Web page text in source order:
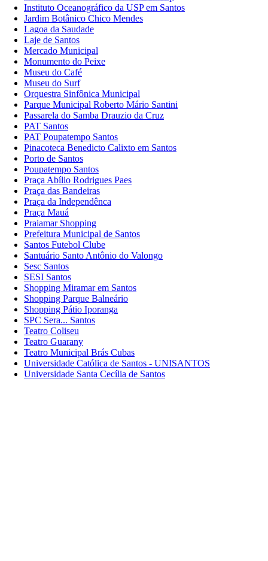
Instituto Oceanográfico da USP em Santos
Jardim Botânico Chico Mendes
Lagoa da Saudade
Laje de Santos
Mercado Municipal
Monumento do Peixe
Museu do Café
Museu do Surf
Orquestra Sinfônica Municipal
Parque Municipal Roberto Mário Santini
Passarela do Samba Drauzio da Cruz
PAT Santos
PAT Poupatempo Santos
Pinacoteca Benedicto Calixto em Santos
Porto de Santos
Poupatempo Santos
Praça Abílio Rodrigues Paes
Praça das Bandeiras
Praça da Independênca
Praça Mauá
Praiamar Shopping
Prefeitura Municipal de Santos
Santos Futebol Clube
Santuário Santo Antônio do Valongo
Sesc Santos
SESI Santos
Shopping Miramar em Santos
Shopping Parque Balneário
Shopping Pátio Iporanga
SPC Sera... Santos
Teatro Coliseu
Teatro Guarany
Teatro Municipal Brás Cubas
Universidade Católica de Santos - UNISANTOS
Universidade Santa Cecília de Santos